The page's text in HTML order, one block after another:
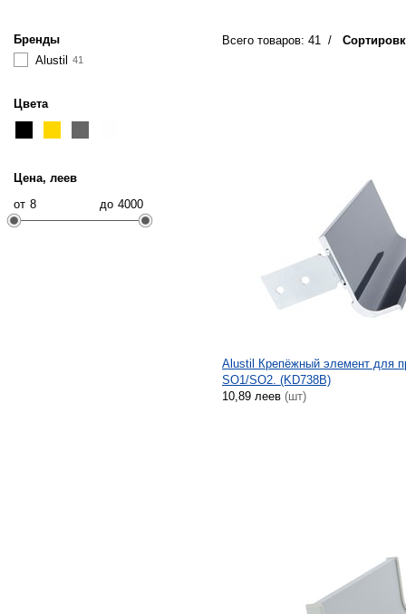
Бренды
Alustil
41
Цвета
Цена, леев
от
до
Всего товаров: 41 /
Alustil Крепёжный элемент для
SO1/SO2. (KD738B)
10,89 леев (шт)